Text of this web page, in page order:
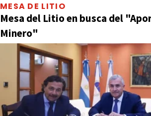
MESA DE LITIO
Mesa del Litio en busca del
Minero"